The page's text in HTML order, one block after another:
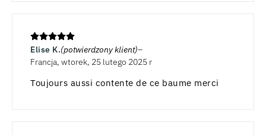
Elise K.(potwierdzony klient)
Francja, wtorek, 25 lutego 2025 r
Toujours aussi contente de ce baume merci